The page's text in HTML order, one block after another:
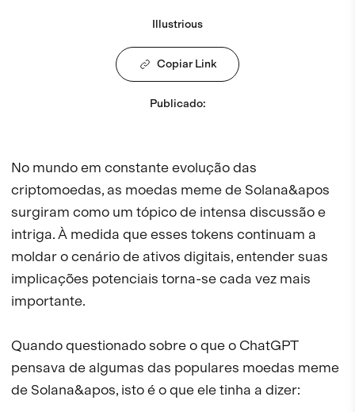
Illustrious
Copiar Link
Publicado:
No mundo em constante evolução das
criptomoedas, as moedas meme de Solana&apos
surgiram como um tópico de intensa discussão e
intriga. À medida que esses tokens continuam a
moldar o cenário de ativos digitais, entender suas
implicações potenciais torna-se cada vez mais
importante.
Quando questionado sobre o que o ChatGPT
pensava de algumas das populares moedas meme
de Solana&apos, isto é o que ele tinha a dizer: